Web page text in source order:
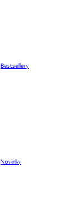
Bestsellery
Novinky